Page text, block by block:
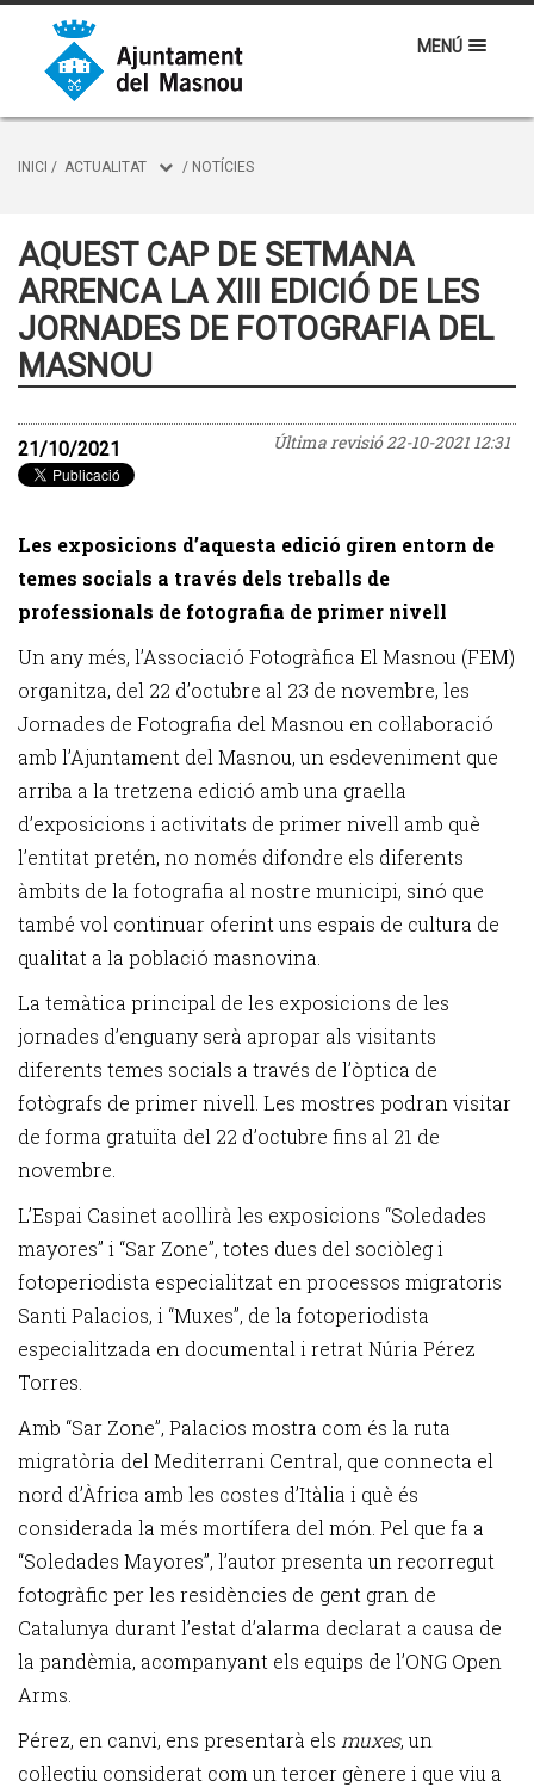
MENÚ
INICI / ACTUALITAT / NOTÍCIES
AQUEST CAP DE SETMANA
ARRENCA LA XIII EDICIÓ DE LES
JORNADES DE FOTOGRAFIA DEL
MASNOU
Última revisió22-10-2021 12:31
21/10/2021
Les exposicions d’aquesta edició giren entorn de
temes socials a través dels treballs de
professionals de fotografia de primer nivell
Un any més, l’Associació Fotogràfica El Masnou (FEM)
organitza, del 22 d’octubre al 23 de novembre, les
Jornades de Fotografia del Masnou en col·laboració
amb l’Ajuntament del Masnou, un esdeveniment que
arriba a la tretzena edició amb una graella
d’exposicions i activitats de primer nivell amb què
l’entitat pretén, no només difondre els diferents
àmbits de la fotografia al nostre municipi, sinó que
també vol continuar oferint uns espais de cultura de
qualitat a la població masnovina.
La temàtica principal de les exposicions de les
jornades d’enguany serà apropar als visitants
diferents temes socials a través de l’òptica de
fotògrafs de primer nivell. Les mostres podran visitar
de forma gratuïta del 22 d’octubre fins al 21 de
novembre.
L’Espai Casinet acollirà les exposicions “Soledades
mayores” i “Sar Zone”, totes dues del sociòleg i
fotoperiodista especialitzat en processos migratoris
Santi Palacios, i “Muxes”, de la fotoperiodista
especialitzada en documental i retrat Núria Pérez
Torres.
Amb “Sar Zone”, Palacios mostra com és la ruta
migratòria del Mediterrani Central, que connecta el
nord d’Àfrica amb les costes d’Itàlia i què és
considerada la més mortífera del món. Pel que fa a
“Soledades Mayores”, l’autor presenta un recorregut
fotogràfic per les residències de gent gran de
Catalunya durant l’estat d’alarma declarat a causa de
la pandèmia, acompanyant els equips de l’ONG Open
Arms.
Pérez, en canvi, ens presentarà els muxes, un
col·lectiu considerat com un tercer gènere i que viu a